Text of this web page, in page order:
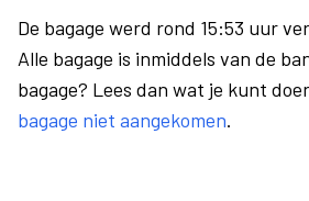
De bagage werd rond 15:53 uur
Alle bagage is inmiddels van de
bagage? Lees dan wat je kunt
bagage niet aangekomen.